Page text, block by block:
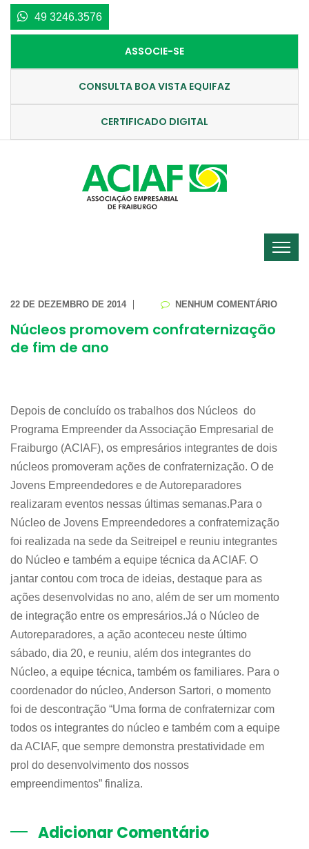
49 3246.3576
ASSOCIE-SE
CONSULTA BOA VISTA EQUIFAZ
CERTIFICADO DIGITAL
22 DE DEZEMBRO DE 2014 NENHUM COMENTÁRIO
Núcleos promovem confraternização
de fim de ano
Depois de concluído os trabalhos dos Núcleos do
Programa Empreender da Associação Empresarial de
Fraiburgo (ACIAF), os empresários integrantes de dois
núcleos promoveram ações de confraternização. O de
Jovens Empreendedores e de Autoreparadores
realizaram eventos nessas últimas semanas.Para o
Núcleo de Jovens Empreendedores a confraternização
foi realizada na sede da Seitreipel e reuniu integrantes
do Núcleo e também a equipe técnica da ACIAF. O
jantar contou com troca de ideias, destaque para as
ações desenvolvidas no ano, além de ser um momento
de integração entre os empresários.Já o Núcleo de
Autoreparadores, a ação aconteceu neste último
sábado, dia 20, e reuniu, além dos integrantes do
Núcleo, a equipe técnica, também os familiares. Para o
coordenador do núcleo, Anderson Sartori, o momento
foi de descontração “Uma forma de confraternizar com
todos os integrantes do núcleo e também com a equipe
da ACIAF, que sempre demonstra prestatividade em
prol do desenvolvimento dos nossos
empreendimentos” finaliza.
Adicionar Comentário